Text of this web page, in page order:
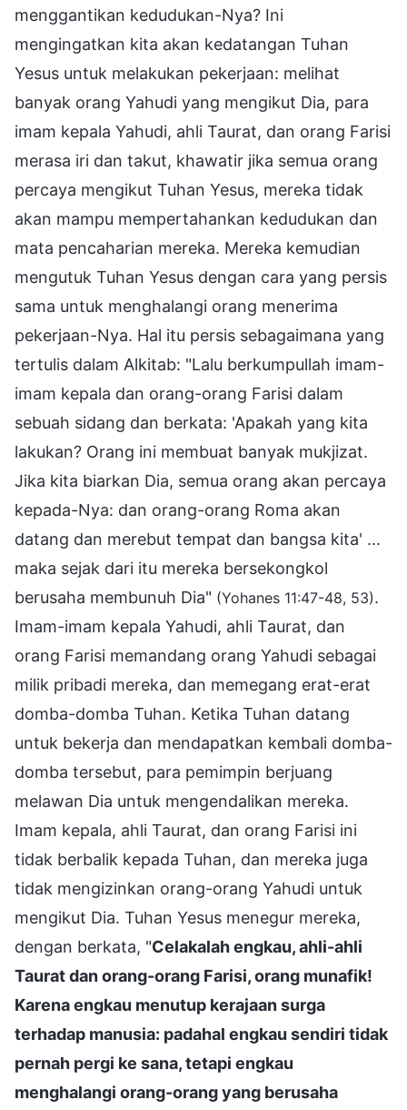
menggantikan kedudukan-Nya? Ini
mengingatkan kita akan kedatangan Tuhan
Yesus untuk melakukan pekerjaan: melihat
banyak orang Yahudi yang mengikut Dia, para
imam kepala Yahudi, ahli Taurat, dan orang Farisi
merasa iri dan takut, khawatir jika semua orang
percaya mengikut Tuhan Yesus, mereka tidak
akan mampu mempertahankan kedudukan dan
mata pencaharian mereka. Mereka kemudian
mengutuk Tuhan Yesus dengan cara yang persis
sama untuk menghalangi orang menerima
pekerjaan-Nya. Hal itu persis sebagaimana yang
tertulis dalam Alkitab: "Lalu berkumpullah imam-
imam kepala dan orang-orang Farisi dalam
sebuah sidang dan berkata: 'Apakah yang kita
lakukan? Orang ini membuat banyak mukjizat.
Jika kita biarkan Dia, semua orang akan percaya
kepada-Nya: dan orang-orang Roma akan
datang dan merebut tempat dan bangsa kita' ...
maka sejak dari itu mereka bersekongkol
berusaha membunuh Dia" (Yohanes 11:47-48, 53).
Imam-imam kepala Yahudi, ahli Taurat, dan
orang Farisi memandang orang Yahudi sebagai
milik pribadi mereka, dan memegang erat-erat
domba-domba Tuhan. Ketika Tuhan datang
untuk bekerja dan mendapatkan kembali domba-
domba tersebut, para pemimpin berjuang
melawan Dia untuk mengendalikan mereka.
Imam kepala, ahli Taurat, dan orang Farisi ini
tidak berbalik kepada Tuhan, dan mereka juga
tidak mengizinkan orang-orang Yahudi untuk
mengikut Dia. Tuhan Yesus menegur mereka,
dengan berkata, "Celakalah engkau, ahli-ahli
Taurat dan orang-orang Farisi, orang munafik!
Karena engkau menutup kerajaan surga
terhadap manusia: padahal engkau sendiri tidak
pernah pergi ke sana, tetapi engkau
menghalangi orang-orang yang berusaha